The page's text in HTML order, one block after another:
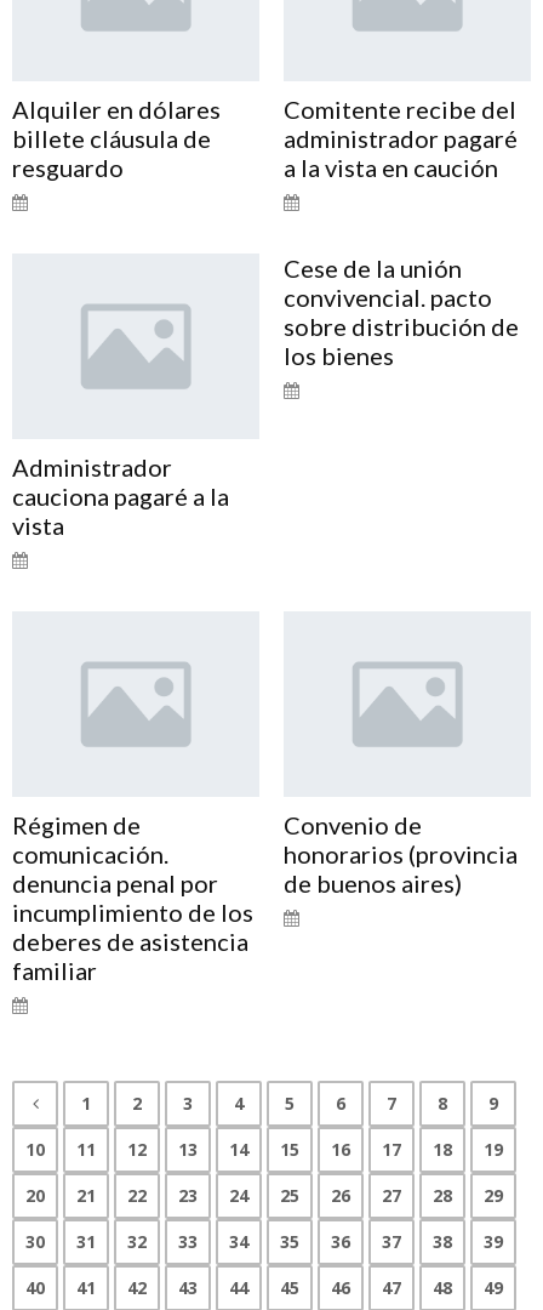
Alquiler en dólares
billete cláusula de
resguardo
Comitente recibe del
administrador pagaré
a la vista en caución
Administrador
cauciona pagaré a la
vista
Cese de la unión
convivencial. pacto
sobre distribución de
los bienes
Régimen de
comunicación.
denuncia penal por
incumplimiento de los
deberes de asistencia
familiar
Convenio de
honorarios (provincia
de buenos aires)
1 2 3 4 5 6 7 8
9
10
11 12 13 14 15 16 17 18
19
20
21 22 23 24 25 26 27 28
29
30
31 32 33 34 35 36 37 38
39
40
41 42 43 44 45 46 47 48 49